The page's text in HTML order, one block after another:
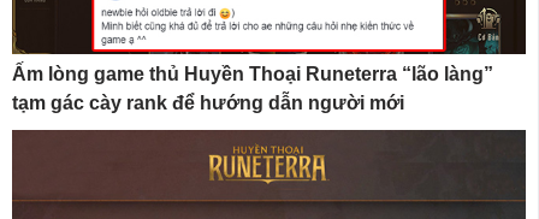
Ấm lòng game thủ Huyền Thoại Runeterra “lão làng”
tạm gác cày rank để hướng dẫn người mới